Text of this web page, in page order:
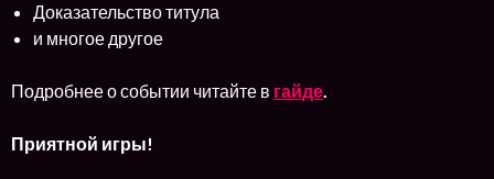
Доказательство титула
и многое другое
Подробнее о событии читайте в гайде.
Приятной игры!